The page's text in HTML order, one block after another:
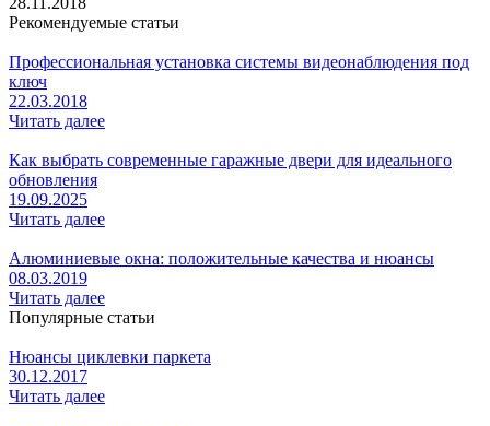
Рекомендуемые статьи
Профессиональная установка системы видеонаблюдения под
ключ
22.03.2018
Читать далее
Как выбрать современные гаражные двери для идеального
обновления
19.09.2025
Читать далее
Алюминиевые окна: положительные качества и нюансы
08.03.2019
Читать далее
Популярные статьи
Нюансы циклевки паркета
30.12.2017
Читать далее